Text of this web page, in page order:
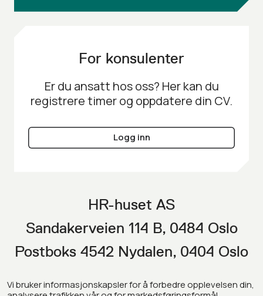
Vi bruker informasjonskapsler for å forbedre opplevelsen din,
For konsulenter
Er du ansatt hos oss? Her kan du
registrere timer og oppdatere din CV.
Logg inn
HR-huset AS
Sandakerveien 114 B, 0484 Oslo
Postboks 4542 Nydalen, 0404 Oslo